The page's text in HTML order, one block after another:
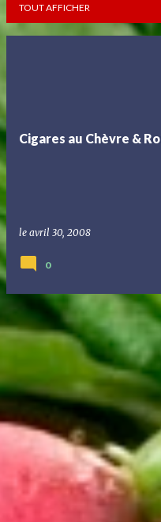
TOUT AFFICHER
r
t
i
c
l
e
s
Cigares au Chèvre &
le avril 30, 2008
0